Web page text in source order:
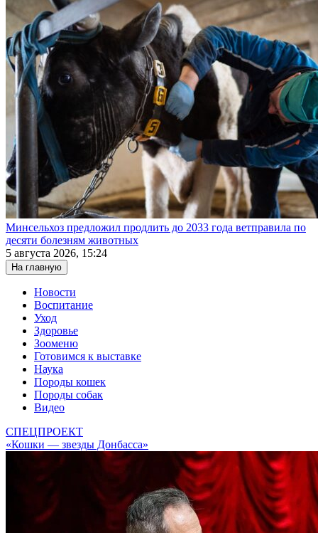
Минсельхоз предложил продлить до 2033 года ветправила по
десяти болезням животных
5 августа 2026, 15:24
На главную
Новости
Воспитание
Уход
Здоровье
Зооменю
Готовимся к выставке
Наука
Породы кошек
Породы собак
Видео
СПЕЦПРОЕКТ
«Кошки — звезды Донбасса»